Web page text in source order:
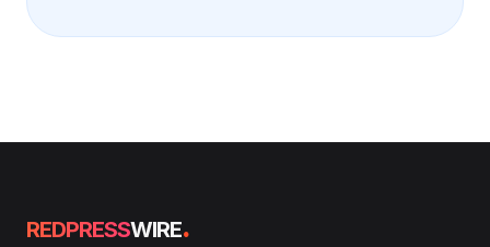
REDPRESSWIRE.